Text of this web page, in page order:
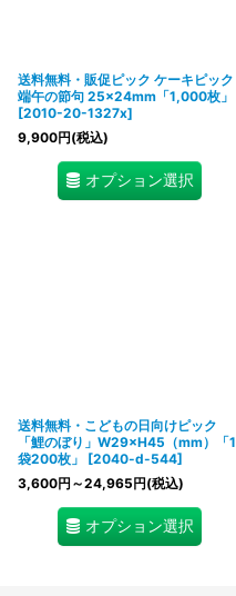
送料無料・販促ピック ケーキピック
端午の節句 25×24mm「1,000枚」
[2010-20-1327x]
9,900円(税込)
オプション選択
送料無料・こどもの日向けピック
「鯉のぼり」W29×H45（mm）「1
袋200枚」
[2040-d-544]
3,600円 ～24,965円(税込)
オプション選択